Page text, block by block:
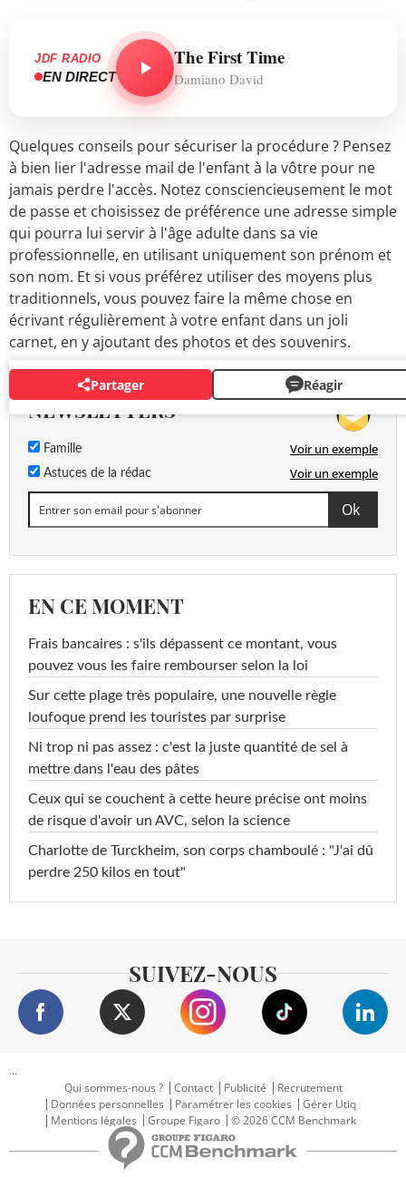
JDF RADIO
EN DIRECT
The First Time
Damiano David
Quelques conseils pour sécuriser la procédure ? Pensez
à bien lier l'adresse mail de l'enfant à la vôtre pour ne
jamais perdre l'accès. Notez consciencieusement le mot
de passe et choisissez de préférence une adresse simple
qui pourra lui servir à l'âge adulte dans sa vie
professionnelle, en utilisant uniquement son prénom et
son nom. Et si vous préférez utiliser des moyens plus
traditionnels, vous pouvez faire la même chose en
écrivant régulièrement à votre enfant dans un joli
carnet, en y ajoutant des photos et des souvenirs.
Partager Réagir
NEWSLETTERS
Famille Voir un exemple
Astuces de la rédac Voir un exemple
EN CE MOMENT
Frais bancaires : s'ils dépassent ce montant, vous
pouvez vous les faire rembourser selon la loi
Sur cette plage très populaire, une nouvelle règle
loufoque prend les touristes par surprise
Ni trop ni pas assez : c'est la juste quantité de sel à
mettre dans l'eau des pâtes
Ceux qui se couchent à cette heure précise ont moins
de risque d'avoir un AVC, selon la science
Charlotte de Turckheim, son corps chamboulé : "J'ai dû
perdre 250 kilos en tout"
SUIVEZ-NOUS
...
Qui sommes-nous ?
Contact Publicité
Recrutement
Données personnelles
Paramétrer les cookies
Gérer Utiq
Mentions légales
Groupe Figaro © 2026 CCM Benchmark